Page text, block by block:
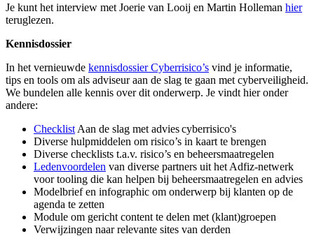
Je kunt het interview met Joerie van Looij en Martin Holleman hier
teruglezen.
Kennisdossier
In het vernieuwde kennisdossier Cyberrisico’s vind je informatie,
tips en tools om als adviseur aan de slag te gaan met cyberveiligheid.
We bundelen alle kennis over dit onderwerp. Je vindt hier onder
andere:
Checklist Aan de slag met advies cyberrisico's
Diverse hulpmiddelen om risico’s in kaart te brengen
Diverse checklists t.a.v. risico’s en beheersmaatregelen
Ledenvoordelen van diverse partners uit het Adfiz-netwerk
voortooling die kan helpen bij beheersmaatregelen en advies
Modelbrief en infographic om onderwerp bij klanten op de
agenda te zetten
Module om gericht content te delen met (klant)groepen
Verwijzingen naar relevante sites van derden